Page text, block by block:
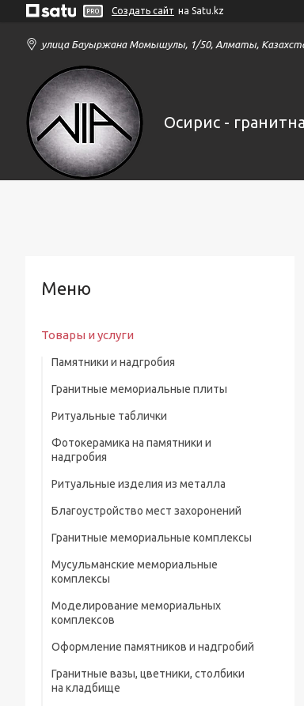
Создать сайт на Satu.kz
улица Бауыржана Момышулы, 1/50, Алматы,
Осирис -
Товары и услуги
Памятники и надгробия
Гранитные мемориальные плиты
Мусульманские мемориальные плиты
Мемориальные плиты
Ритуальные таблички
Фотокерамика на памятники и
надгробия
Ритуальные изделия из металла
Металлические ограды на кладбище
Металлические кресты на кладбище
Металлические изделия и конструкции
кладбище
Металлические цветники на кладбище
Благоустройство мест захоронений
Гранитные мемориальные комплексы
Мусульманские мемориальные
комплексы
Моделирование мемориальных
комплексов
Оформление памятников и надгробий
Портреты на памятники и надгробия
Гранитные вазы, цветники, столбики
на кладбище